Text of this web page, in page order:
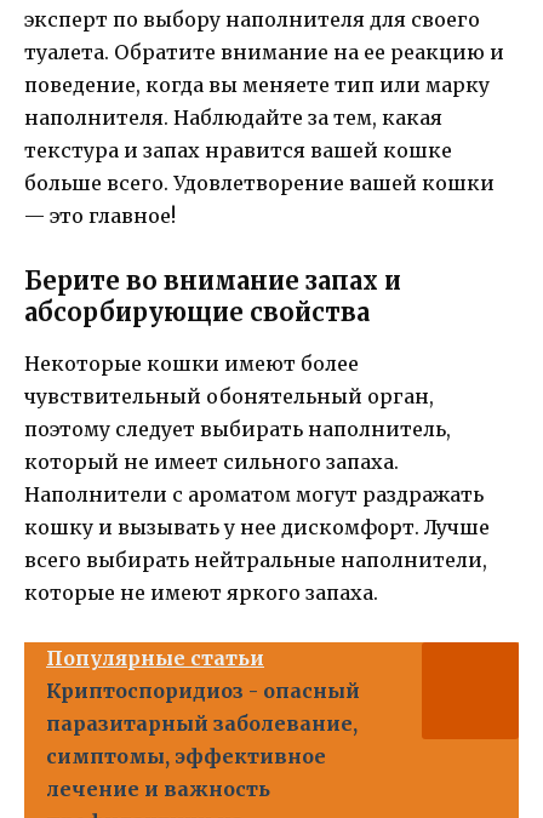
эксперт по выбору наполнителя для своего
туалета. Обратите внимание на ее реакцию и
поведение, когда вы меняете тип или марку
наполнителя. Наблюдайте за тем, какая
текстура и запах нравится вашей кошке
больше всего. Удовлетворение вашей кошки
— это главное!
Берите во внимание запах и
абсорбирующие свойства
Некоторые кошки имеют более
чувствительный обонятельный орган,
поэтому следует выбирать наполнитель,
который не имеет сильного запаха.
Наполнители с ароматом могут раздражать
кошку и вызывать у нее дискомфорт. Лучше
всего выбирать нейтральные наполнители,
которые не имеют яркого запаха.
Популярные статьи
Криптоспоридиоз - опасный
паразитарный заболевание,
симптомы, эффективное
лечение и важность